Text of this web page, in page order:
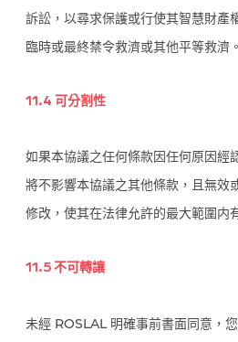
訴訟，以尋求保護或行使其智慧財產
臨時或最終禁令救濟或其他平等救濟。
11.4 可分割性
如果本協議之任何條款因任何原因經
將不影響本協議之其他條款，且無效
修改，使其在法律允許的最大範圍内
11.5 不可轉讓
未經 ROSLAL 明確事前書面同意，